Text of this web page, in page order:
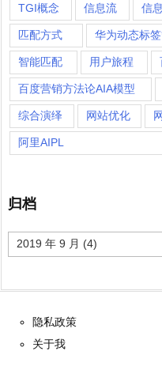
TGI概念 信息流 信
匹配方式 华为动态标
智能匹配 用户旅程
百度营销方法论AIA模型
综合演绎 网站优化
阿里AIPL
归档
归
隐私政策
关于我